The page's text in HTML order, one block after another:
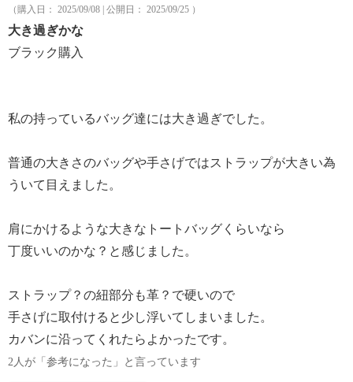
（購入日： 2025/09/08 | 公開日： 2025/09/25 ）
大き過ぎかな
ブラック購入
私の持っているバッグ達には大き過ぎでした。
普通の大きさのバッグや手さげではストラップが大きい為
ういて目えました。
肩にかけるような大きなトートバッグくらいなら
丁度いいのかな？と感じました。
ストラップ？の紐部分も革？で硬いので
手さげに取付けると少し浮いてしまいました。
カバンに沿ってくれたらよかったです。
2人が「参考になった」と言っています